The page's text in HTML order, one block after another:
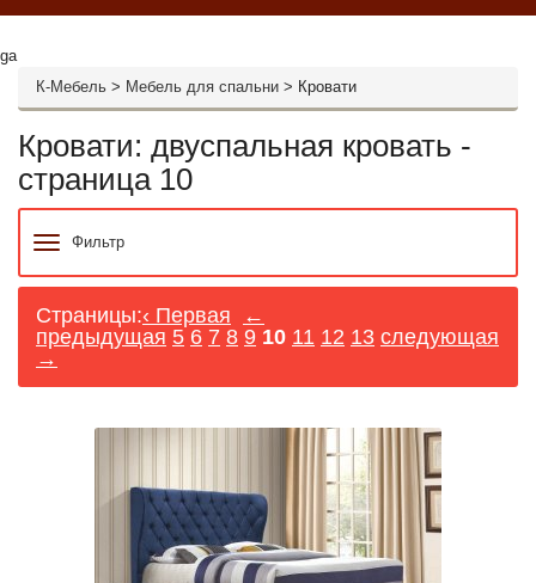
ga
К-Мебель > Мебель для спальни > Кровати
Кровати: двуспальная кровать -
страница 10
Фильтр
Страницы:‹ Первая
←
предыдущая 5 6 7 8 9 10 11 12 13 следующая
→